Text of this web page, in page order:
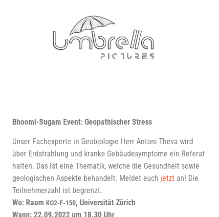
Bhoo­mi-Sugam Event: Geo­pa­thi­scher Stress
Unser Fach­ex­per­te in Geo­bio­lo­gie Herr Anto­ni The­va wird
über Erd­strah­lung und kran­ke Gebäu­de­sym­pto­me ein Refe­rat
hal­ten. Das ist eine The­ma­tik, wel­che die Gesund­heit sowie
geo­lo­gi­schen Aspek­te behan­delt. Mel­det euch jetzt an! Die
Teil­neh­mer­zahl ist begrenzt.
Wo: Raum KO2-F-150, Uni­ver­si­tät Zürich
Wann: 22.09.2022 um 18.30 Uhr